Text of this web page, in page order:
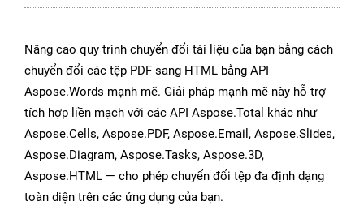
Nâng cao quy trình chuyển đổi tài liệu của bạn bằng cách
chuyển đổi các tệp PDF sang HTML bằng API
Aspose.Words mạnh mẽ. Giải pháp mạnh mẽ này hỗ trợ
tích hợp liền mạch với các API Aspose.Total khác như
Aspose.Cells, Aspose.PDF, Aspose.Email, Aspose.Slides,
Aspose.Diagram, Aspose.Tasks, Aspose.3D,
Aspose.HTML — cho phép chuyển đổi tệp đa định dạng
toàn diện trên các ứng dụng của bạn.